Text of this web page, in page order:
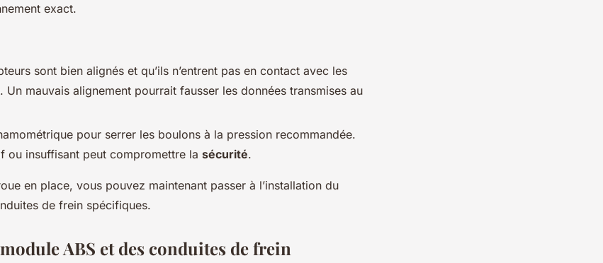
exact.
sont bien alignés et qu’ils n’entrent pas en contact avec les
Un mauvais alignement pourrait fausser les données transmises au
pour serrer les boulons à la pression recommandée.
ou insuffisant peut compromettre la sécurité.
en place, vous pouvez maintenant passer à l’installation du
de frein spécifiques.
ABS et des conduites de frein